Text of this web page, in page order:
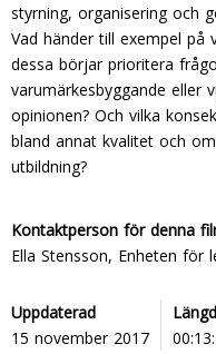
styrning, organisering och
Vad händer till exempel på
dessa börjar prioritera
varumärkesbyggande eller
opinionen? Och vilka
bland annat kvalitet och
utbildning?
Kontaktperson för denna
Ella Stensson, Enheten för
Uppdaterad
15 november 2017
Längd